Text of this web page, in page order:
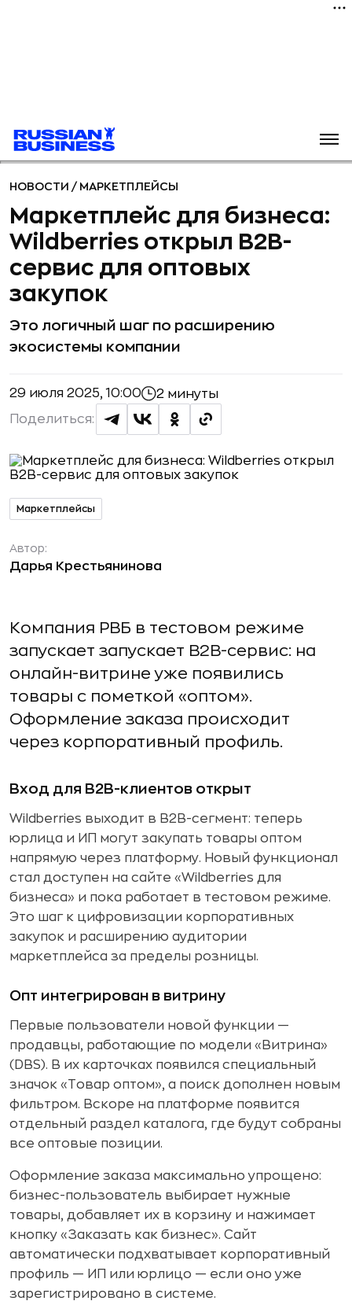
НОВОСТИ / МАРКЕТПЛЕЙСЫ
Маркетплейс для бизнеса:
Wildberries открыл B2B-
сервис для оптовых
закупок
Это логичный шаг по расширению
экосистемы компании
29 июля 2025, 10:00 2 минуты
Поделиться:
Маркетплейсы
Автор:
Дарья Крестьянинова
Компания РВБ в тестовом режиме
запускает запускает B2B-сервис: на
онлайн-витрине уже появились
товары с пометкой «оптом».
Оформление заказа происходит
через корпоративный профиль.
Вход для B2B-клиентов открыт
Wildberries выходит в B2B-сегмент: теперь
юрлица и ИП могут закупать товары оптом
напрямую через платформу. Новый функционал
стал доступен на сайте «Wildberries для
бизнеса» и пока работает в тестовом режиме.
Это шаг к цифровизации корпоративных
закупок и расширению аудитории
маркетплейса за пределы розницы.
Опт интегрирован в витрину
Первые пользователи новой функции —
продавцы, работающие по модели «Витрина»
(DBS). В их карточках появился специальный
значок «Товар оптом», а поиск дополнен новым
фильтром. Вскоре на платформе появится
отдельный раздел каталога, где будут собраны
все оптовые позиции.
Оформление заказа максимально упрощено:
бизнес-пользователь выбирает нужные
товары, добавляет их в корзину и нажимает
кнопку «Заказать как бизнес». Сайт
автоматически подхватывает корпоративный
профиль — ИП или юрлицо — если оно уже
зарегистрировано в системе.